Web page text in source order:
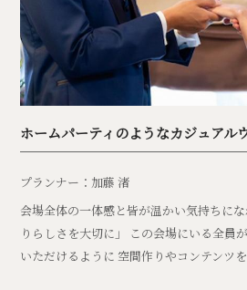
く風。 日常を忘れさせてくれる時間がそ
ホームパーティのようなカジュアル
プランナー：加藤 渚
会場全体の一体感と皆が温かい気持ちに
りらしさを大切に」 この会場にいる全員
いただけるように 空間作りやコンテンツ